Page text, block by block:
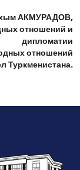
АКМУРАДОВ,
отношений и
дипломатии
отношений
Туркменистана.